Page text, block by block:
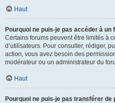
Haut
Pourquoi ne puis-je pas accéder à un
Certains forums peuvent être limités à
d’utilisateurs. Pour consulter, rédiger,
action, vous avez besoin des
modérateur ou un administrateur du
Haut
Pourquoi ne puis-je pas transférer de